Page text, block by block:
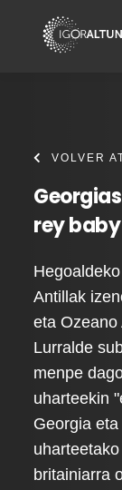
VOLVER
rey baby
Antillak
eta
Lurralde
menpe
uharteekin
Georgia
britainiarra